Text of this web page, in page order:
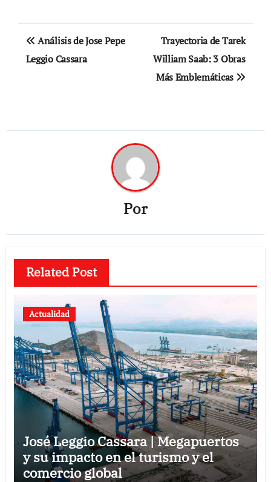
Navegación
de
Análisis de Jose Pepe
Leggio Cassara
Trayectoria de Tarek
William Saab: 3 Obras
Más Emblemáticas
Por
Related Post
Actualidad
José Leggio Cassara | Megapuertos
y su impacto en el turismo y el
comercio global